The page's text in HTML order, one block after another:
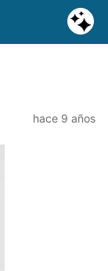
hace 9 años